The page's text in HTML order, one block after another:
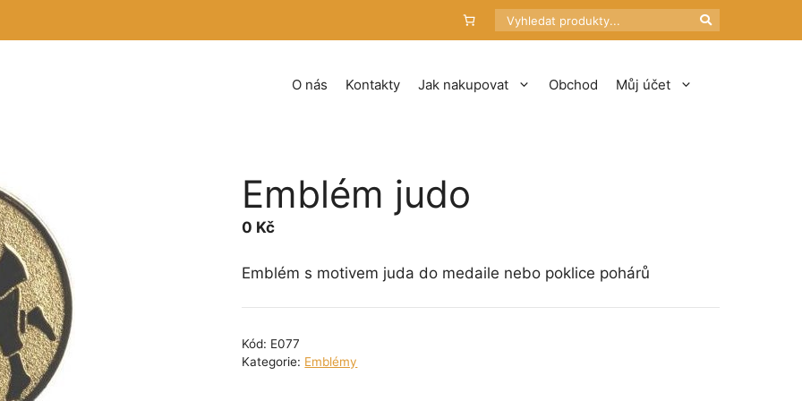
Hledat
O nás Kontakty Jak nakupovat Obchod Můj účet
Emblém judo
0 Kč
Emblém s motivem juda do medaile nebo poklice pohárů
Kód: E077
Kategorie: Emblémy